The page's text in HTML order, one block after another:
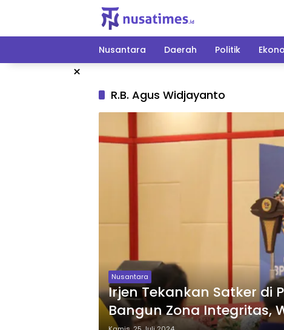
Nusantara Daerah Politik
×
R.B. Agus Widjayanto
Nusantara
Irjen Tekankan Satker di
Bangun Zona Integritas,